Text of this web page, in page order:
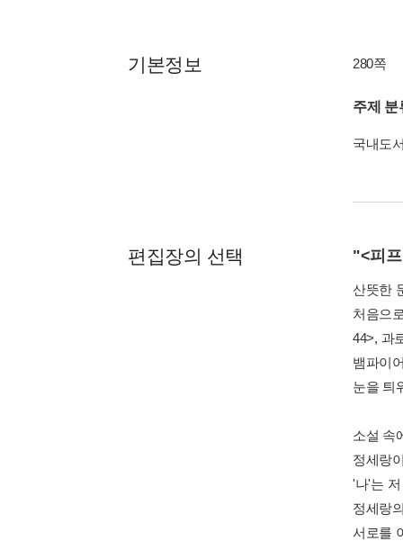
기본정보 280쪽
주제 분
국내도
편집장의 선택 "<피
산뜻한
처음으
44>, 과
뱀파이
눈을 틔
소설 속
정세랑
'나'는
정세랑
서로를